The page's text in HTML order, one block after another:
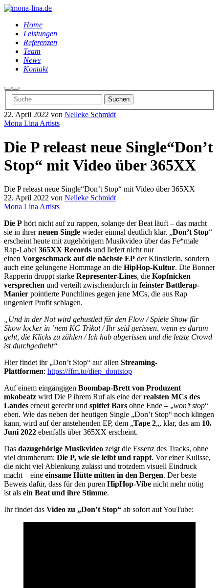
Home
Leistungen
Referenzen
Team
News
Kontakt
Suchen
Hauptmenü
22. April 2022 von Nelleke Schmidt
Mona Lina Artists
Die P releast neue Single“Don’t
Stop“ mit Video über 365XX
Die P releast neue Single“Don’t Stop“ mit Video über 365XX
22. April 2022 von Nelleke Schmidt
Mona Lina Artists
Die P hört nicht auf zu rappen, solange der Beat läuft – das macht
sie in ihrerneuen Single wieder einmal deutlich klar. „Don’t Stop“
erscheint heute mit zugehörigem Musikvideo über das Fe*male
Rap-Label 365XX Records und liefert nicht nur
einen Vorgeschmack auf die nächste EP der Künstlerin, sondern
auch eine gelungene Hommage an die HipHop-Kultur. Die Bonner
Rapperin droppt starke Representer-Lines, die Kopfnicken
versprechen und verteilt zwischendurch in feinster Battlerap-
Manier pointierte Punchlines gegen jene MCs, die aus Rap
ungeniert Profit schlagen.
„Und in der Not wird gehustled für den Flow / Spiele Show für
Show locker in ’nem KC Trikot / Ihr seid gerissen, wenn es darum
geht, die Klicks zu zählen / Ich hab abgerissen und die letzte Crowd
ist durchgedreht“
Hier findet ihr „Don’t Stop“ auf allen Streaming-
Plattformen: https://ffm.to/diep_dontstop
Auf einem eingängigen Boombap-Brett von Produzent
mkobeatz wird Die P ihrem Ruf als eine derrealsten MCs des
Landes erneut gerecht und spittet Bars ohne Ende – „won’t stop“
eben. Wie das neben der heutigen Single „Don’t Stop“ noch klingen
kann, wird auf der anstehenden EP, dem „Tape 2„, klar, das am 10.
Juni 2022 ebenfalls über 365XX erscheint.
Das dazugehörige Musikvideo zeigt die Essenz des Tracks, ohne
viel drumherum: Die P, wie sie leibt und rappt. Vor einer Kulisse,
die nicht viel Ablenkung zulässt und trotzdem visuell Eindruck
macht – eine einsame Hütte mitten in den Bergen. Der beste
Beweis dafür, dass für den puren HipHop-Vibe nicht mehr nötig
ist als ein Beat und ihre Stimme.
Ihr findet das Video zu „Don’t Stop“ ab sofort auf YouTube: